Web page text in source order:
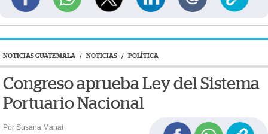
NOTICIAS GUATEMALA / NOTICIAS / POLÍTICA
Congreso aprueba Ley del Sistema
Portuario Nacional
Por Susana Manai